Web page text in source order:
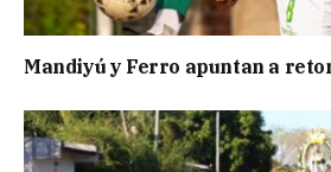
Mandiyú y Ferro apuntan a